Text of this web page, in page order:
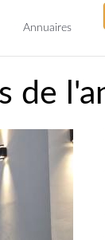
Annuaires
de